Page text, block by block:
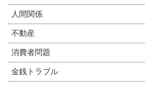
人間関係
不動産
消費者問題
金銭トラブル